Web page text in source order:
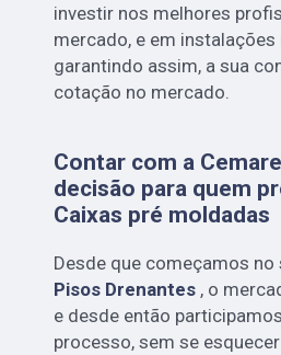
investir nos melhores
mercado, e em instalações
garantindo assim, a sua
cotação no mercado.
Contar com a
decisão para quem
Caixas pré moldadas
Desde que começamos
Pisos Drenantes , o
e desde então
processo, sem se